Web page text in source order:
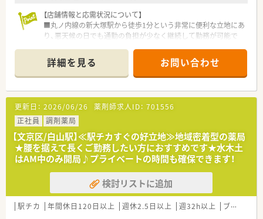
【店舗情報と応需状況について】
■丸ノ内線の新大塚駅から徒歩1分という非常に便利な立地にあ
り、悪天候の日でも通勤の負担が少なく継続して勤務が可能で
■耳鼻科や小児科、心療内科など幅広い科目の処方箋を1日に約
15枚から20枚ほど応需しており、じっくりと業務に取り組めま
す。
■薬剤師は常勤2名とパート2名の合計4名体制で構成されてお
り、少人数のアットホームな環境で連携を取りながら働ける店舗
です。
【法人特徴について】
■東京23区を中心にドミナント展開を推進しており、地域に密
着した店舗運営を行うことで物流や広告の効率化を実現してい
ます。
■大手ホールディングスの完全子会社として安定した経営基盤
を誇り、充実した福利厚生制度を安心して利用することが可能で
す。
■21世紀のベスト1企業を目指し独自の社員教育に注力してお
詳細を見る お問い合わせ
更新日： 2026/06/26 薬剤師求人ID： 701556
正社員
調剤薬局
【文京区/白山駅】≪駅チカすぐの好立地≫地域密着型の薬局
★腰を据えて長くご勤務したい方におすすめです★水木土
はAM中のみ開局♪プライベートの時間も確保できます！
検討リストに追加
駅チカ 年間休日120日以上 週休2.5日以上 週32h以上 ブランク可